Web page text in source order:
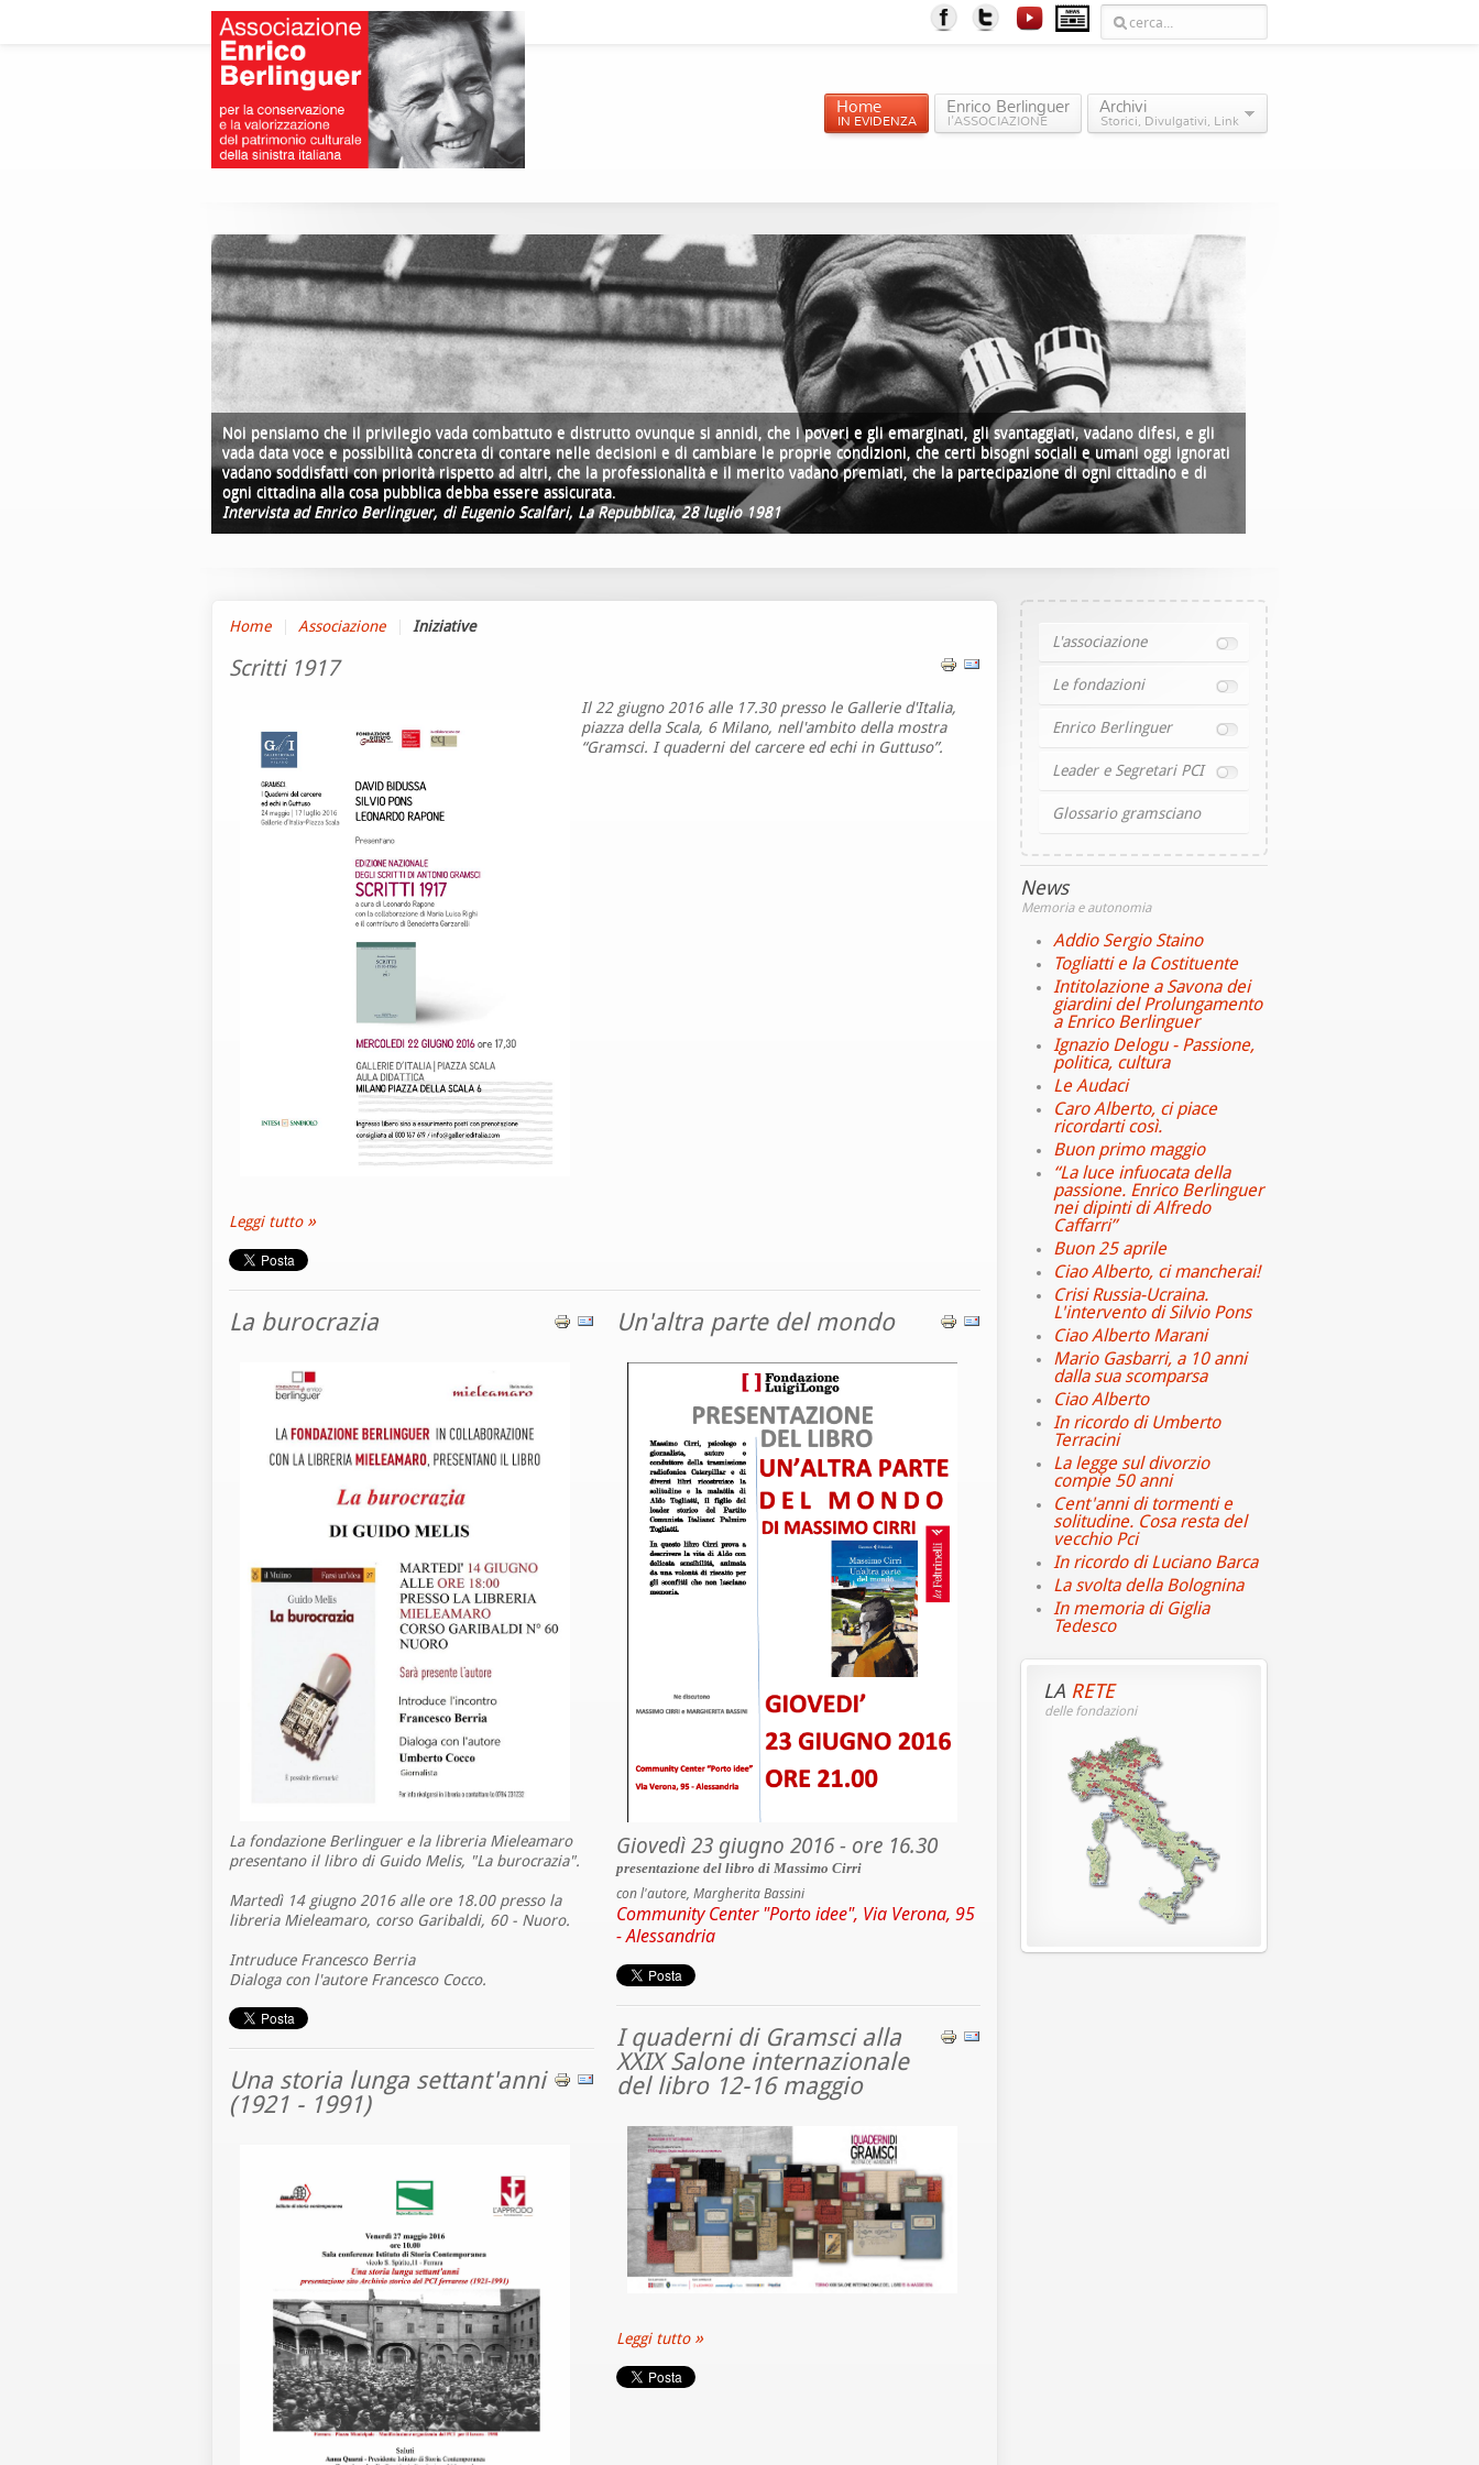
Home
IN EVIDENZA
Enrico Berlinguer
l'ASSOCIAZIONE
Archivi
Storici, Divulgativi, Link
Noi pensiamo che il privilegio vada combattuto e distrutto ovunque si annidi, che i poveri e gli emarginati, gli svantaggiati, vadano difesi, e gli
vada data voce e possibilità concreta di contare nelle decisioni e di cambiare le proprie condizioni, che certi bisogni sociali e umani oggi ignorati
vadano soddisfatti con priorità rispetto ad altri, che la professionalità e il merito vadano premiati, che la partecipazione di ogni cittadino e di
ogni cittadina alla cosa pubblica debba essere assicurata.
Intervista ad Enrico Berlinguer, di Eugenio Scalfari, La Repubblica, 28 luglio 1981
Home Associazione Iniziative
Scritti 1917
Il 22 giugno 2016 alle 17.30 presso le Gallerie d'Italia,
piazza della Scala, 6 Milano, nell'ambito della mostra
“Gramsci. I quaderni del carcere ed echi in Guttuso”.
Leggi tutto
La burocrazia
La fondazione Berlinguer e la libreria Mieleamaro
presentano il libro di Guido Melis, "La burocrazia".
Martedì 14 giugno 2016 alle ore 18.00 presso la
libreria Mieleamaro, corso Garibaldi, 60 - Nuoro.
Intruduce Francesco Berria
Dialoga con l'autore Francesco Cocco.
Una storia lunga settant'anni
(1921 - 1991)
Un'altra parte del mondo
Giovedì 23 giugno 2016 - ore 16.30
presentazione del libro di Massimo Cirri
con l'autore, Margherita Bassini
Community Center "Porto idee", Via Verona, 95
- Alessandria
I quaderni di Gramsci alla
XXIX Salone internazionale
del libro 12-16 maggio
Leggi tutto
L'associazione
Le fondazioni
Enrico Berlinguer
Leader e Segretari PCI
Glossario gramsciano
News
Memoria e autonomia
Addio Sergio Staino
Togliatti e la Costituente
Intitolazione a Savona dei
giardini del Prolungamento
a Enrico Berlinguer
Ignazio Delogu - Passione,
politica, cultura
Le Audaci
Caro Alberto, ci piace
ricordarti così.
Buon primo maggio
“La luce infuocata della
passione. Enrico Berlinguer
nei dipinti di Alfredo
Caffarri”
Buon 25 aprile
Ciao Alberto, ci mancherai!
Crisi Russia-Ucraina.
L'intervento di Silvio Pons
Ciao Alberto Marani
Mario Gasbarri, a 10 anni
dalla sua scomparsa
Ciao Alberto
In ricordo di Umberto
Terracini
La legge sul divorzio
compie 50 anni
Cent'anni di tormenti e
solitudine. Cosa resta del
vecchio Pci
In ricordo di Luciano Barca
La svolta della Bolognina
In memoria di Giglia
Tedesco
LA RETE
delle fondazioni